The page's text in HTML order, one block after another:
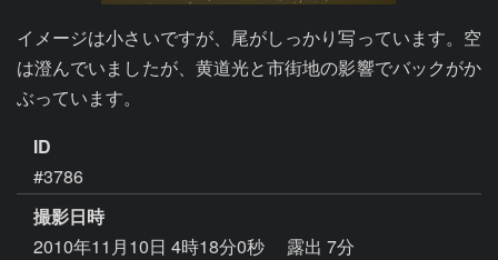
イメージは小さいですが、尾がしっかり写っています。空
は澄んでいましたが、黄道光と市街地の影響でバックがか
ぶっています。
ID
#3786
撮影日時
2010年11月10日 4時18分0秒
露出 7分